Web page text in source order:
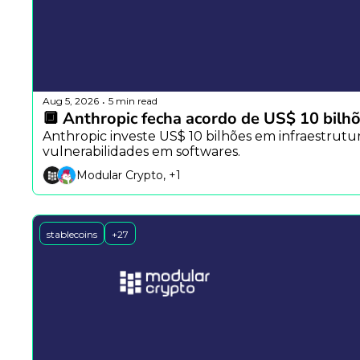
Aug 5, 2026 • 5 min read
🔲 Anthropic fecha acordo de US$ 10
Anthropic investe US$ 10 bilhões em
vulnerabilidades em softwares.
Modular Crypto, +1
stablecoins +27